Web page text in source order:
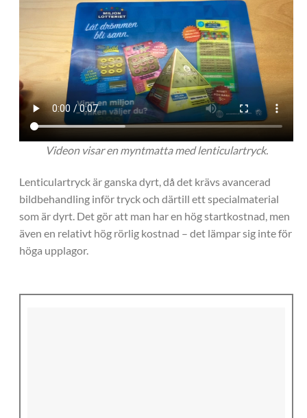
Videon visar en myntmatta med lenticulartryck.
Lenticulartryck är ganska dyrt, då det krävs avancerad
bildbehandling inför tryck och därtill ett specialmaterial
som är dyrt. Det gör att man har en hög startkostnad, men
även en relativt hög rörlig kostnad – det lämpar sig inte för
höga upplagor.